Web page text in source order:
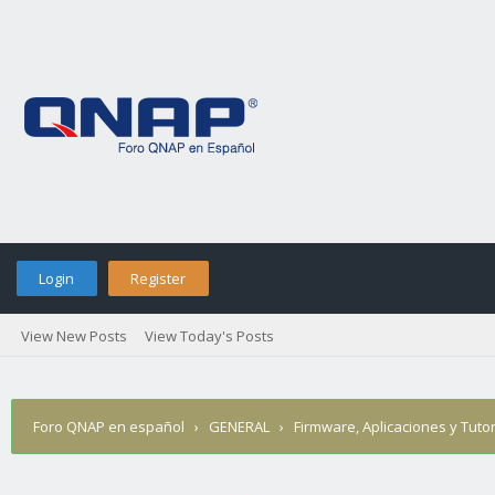
Login Register
View New Posts View Today's Posts
Foro QNAP en español › GENERAL › Firmware, Aplicaciones y